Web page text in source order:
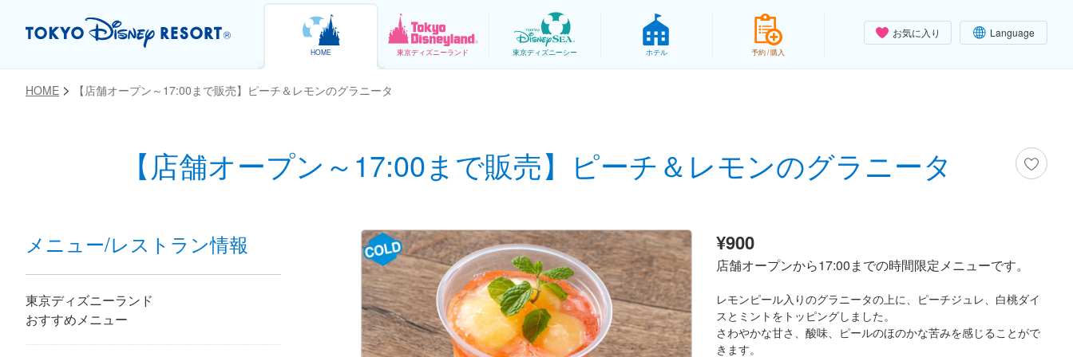
お気に入り Language
HOME 東京ディズニーランド 東京ディズニーシー ホテル 予約 / 購入
HOME 【店舗オープン～17:00まで販売】ピーチ＆レモンのグラニータ
【店舗オープン～17:00まで販売】ピーチ＆レモンのグラニータ
お気に入り
¥900
店舗オープンから17:00までの時間限定メニューです。
レモンピール入りのグラニータの上に、ピーチジュレ、白桃ダイ
スとミントをトッピングしました。
さわやかな甘さ、酸味、ピールのほのかな苦みを感じることがで
きます。
メニュー/レストラン情報
東京ディズニーランド
おすすめメニュー